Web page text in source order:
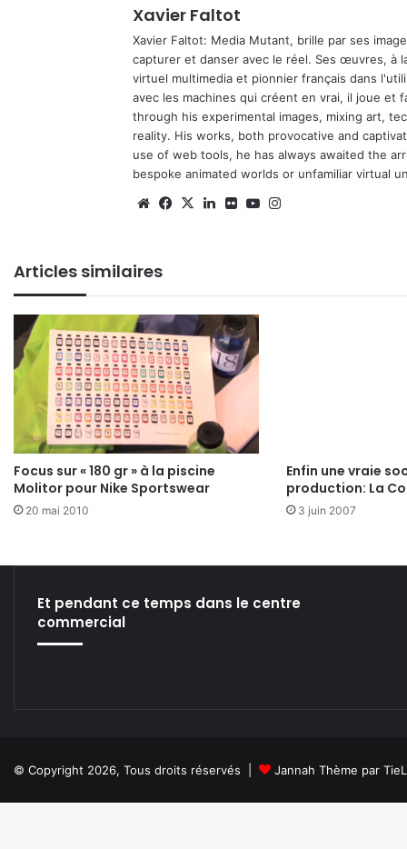
Xavier Faltot
Xavier Faltot: Media Mutant, brille par ses
capturer et danser avec le réel. Ses œuvres, à
virtuel multimedia et pionnier français dans
avec les machines qui créent en vrai, il joue et
through his experimental images, mixing art,
reality. His works, both provocative and
use of web tools, he has always awaited the
bespoke animated worlds or unfamiliar virtual
WebsiteFacebook
X Linkedin
FlickrYouTube
Articles similaires
Focus sur « 180 gr » à la piscine
Molitor pour Nike Sportswear
20 mai 2010
Enfin une vraie
production: La
3 juin 2007
Et pendant ce temps dans le centre
commercial
© Copyright 2026, Tous droits réservés | Jannah Thème par